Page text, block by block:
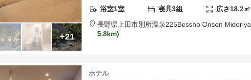
+21
浴室1室 寝具3組 広さ18.2㎡
長野県 上田市別所温泉225Bessho Onsen Midoriya
5.8km
ホテル